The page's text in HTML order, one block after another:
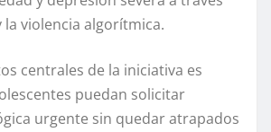
la violencia algorítmica.
centrales de la iniciativa es
puedan solicitar
urgente sin quedar atrapados